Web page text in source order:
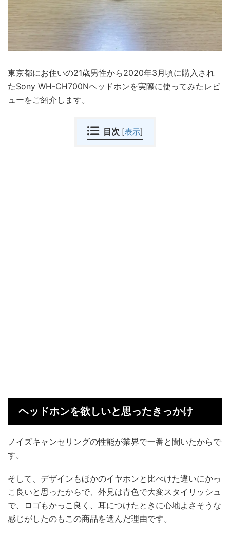
東京都にお住いの21歳男性から2020年3月頃に購入され
たSony WH-CH700Nヘッドホンを実際に使ってみたレビ
ューをご紹介します。
目次 [表示]
ヘッドホンを欲しいと思ったきっかけ
ノイズキャンセリングの性能が業界で一番と聞いたからで
す。
そして、デザインもほかのイヤホンと比べけた違いにかっ
こ良いと思ったからで、外見は青色で大変スタイリッシュ
で、ロゴもかっこ良く、耳につけたときに心地よさそうな
感じがしたのもこの商品を選んだ理由です。